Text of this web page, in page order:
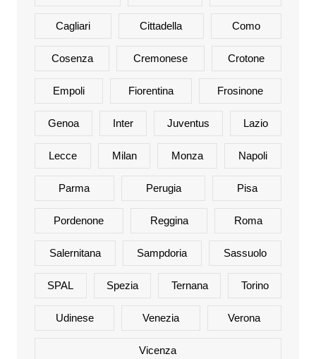
Cagliari Cittadella Como
Cosenza Cremonese Crotone
Empoli Fiorentina Frosinone
Genoa Inter Juventus Lazio
Lecce Milan Monza Napoli
Parma Perugia Pisa
Pordenone Reggina Roma
Salernitana Sampdoria Sassuolo
SPAL Spezia Ternana Torino
Udinese Venezia Verona
Vicenza